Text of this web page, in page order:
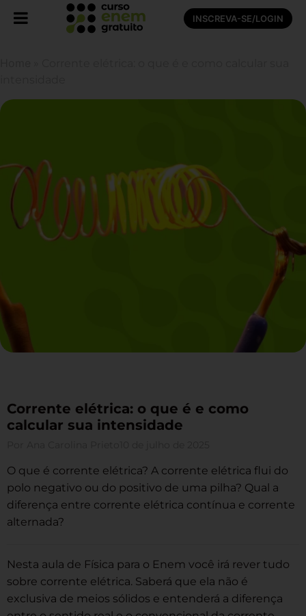
INSCREVA-SE/LOGIN
Corrente elétrica: o que é e como
calcular sua intensidade
O que é corrente elétrica? A corrente elétrica flui do
polo negativo ou do positivo de uma pilha? Qual a
diferença entre corrente elétrica contínua e corrente
alternada?
Nesta aula de Física para o Enem você irá rever tudo
sobre corrente elétrica. Saberá que ela não é
exclusiva de meios sólidos e entenderá a diferença